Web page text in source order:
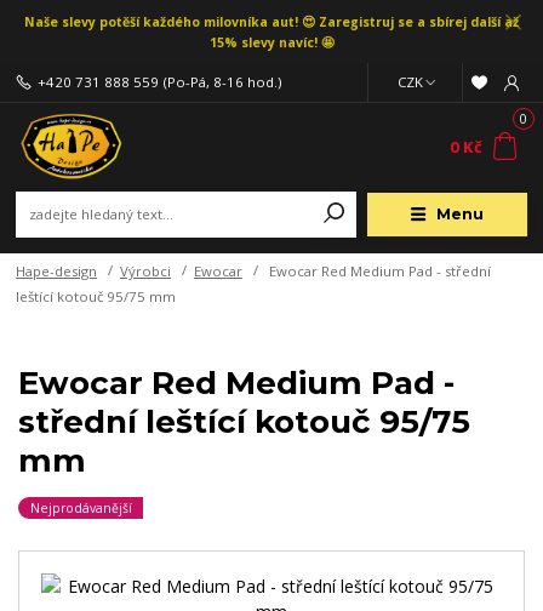
Naše slevy potěší každého milovníka aut! 😍 Zaregistruj se a sbírej další až
15% slevy navíc! 🤩
Menu
CZK
+420 731 888 559 (Po-Pá, 8-16 hod.)
0
0 Kč
Hape-design Výrobci Ewocar
Ewocar Red Medium Pad - střední
leštící kotouč 95/75 mm
Ewocar Red Medium Pad -
střední leštící kotouč 95/75
mm
Nejprodávanější